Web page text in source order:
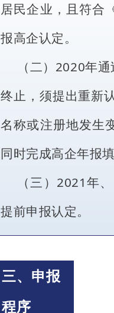
居民企业，且符合
报高企认定。
（二）2020年
终止，须提出重新
名称或注册地发生
同时完成高企年报
（三）2021年
提前申报认定。
三、申报
程序